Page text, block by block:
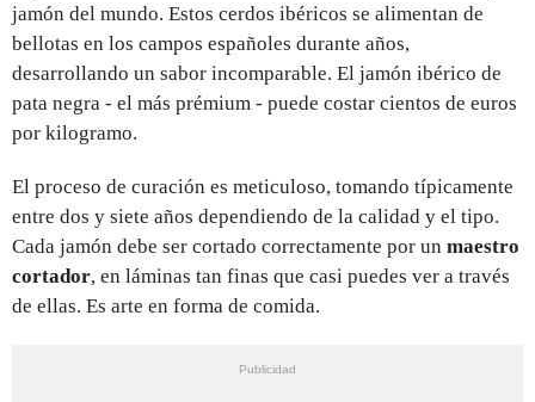
jamón del mundo. Estos cerdos ibéricos se alimentan de
bellotas en los campos españoles durante años,
desarrollando un sabor incomparable. El jamón ibérico de
pata negra - el más prémium - puede costar cientos de euros
por kilogramo.
El proceso de curación es meticuloso, tomando típicamente
entre dos y siete años dependiendo de la calidad y el tipo.
Cada jamón debe ser cortado correctamente por un maestro
cortador, en láminas tan finas que casi puedes ver a través
de ellas. Es arte en forma de comida.